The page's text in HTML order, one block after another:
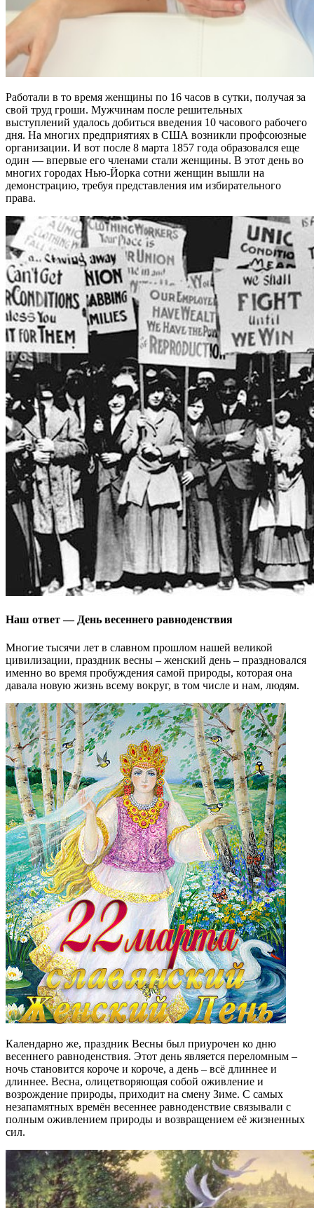
Работали в то время женщины по 16 часов в сутки, получая за
свой труд гроши. Мужчинам после решительных
выступлений удалось добиться введения 10 часового рабочего
дня. На многих предприятиях в США возникли профсоюзные
организации. И вот после 8 марта 1857 года образовался еще
один — впервые его членами стали женщины. В этот день во
многих городах Нью-Йорка сотни женщин вышли на
демонстрацию, требуя представления им избирательного
права.
Наш ответ — День весеннего равноденствия
Многие тысячи лет в славном прошлом нашей великой
цивилизации, праздник весны – женский день – праздновался
именно во время пробуждения самой природы, которая она
давала новую жизнь всему вокруг, в том числе и нам, людям.
Календарно же, праздник Весны был приурочен ко дню
весеннего равноденствия. Этот день является переломным –
ночь становится короче и короче, а день – всё длиннее и
длиннее. Весна, олицетворяющая собой оживление и
возрождение природы, приходит на смену Зиме. С самых
незапамятных времён весеннее равноденствие связывали с
полным оживлением природы и возвращением её жизненных
сил.